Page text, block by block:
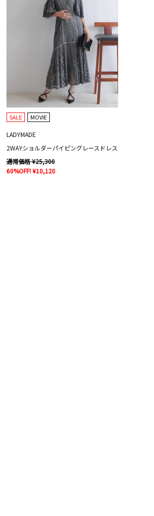
SALE MOVIE
LADYMADE
2WAYショルダーパイピングレースドレス
通常価格 ¥25,300
60%OFF! ¥10,120